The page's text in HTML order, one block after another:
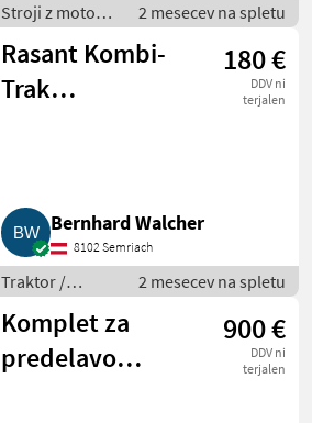
Stroji z motorji
/ Motorna
kosilnica/
prekopalnik
2 mesecev na spletu
Rasant Kombi-
Trak
180 €
DDV ni
terjalen
Bernhard Walcher
8102 Semriach
Traktor /
Sadjarski in
vinogradniški
traktor
2 mesecev na spletu
Komplet za
predelavo
900 €
DDV ni
terjalen